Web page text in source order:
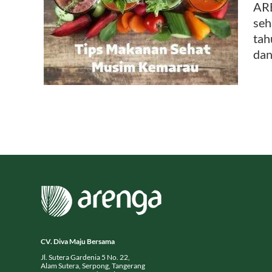
CV. Diva Maju Bersama
Jl. Sutera Gardenia 5 No. 22,
Alam Sutera, Serpong, Tangerang